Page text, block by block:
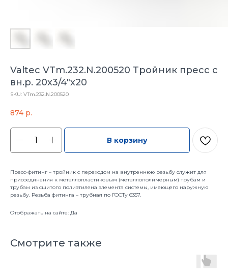
Valtec VTm.232.N.200520 Тройник пресс с
вн.р. 20х3/4"х20
SKU: VTm.232.N.200520
874 р.
В корзину
Пресс-фитинг – тройник с переходом на внутреннюю резьбу служит для
присоединения к металлопластиковым (металлополимерным) трубам и
трубам из сшитого полиэтилена элемента системы, имеющего наружную
резьбу. Резьба фитинга – трубная по ГОСТу 6357.
Отображать на сайте: Да
Смотрите также